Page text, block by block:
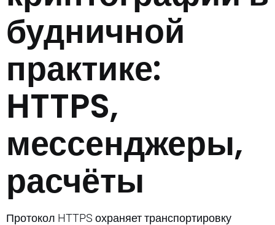
будничной
практике:
HTTPS,
мессенджеры,
расчёты
Протокол HTTPS охраняет транспортировку